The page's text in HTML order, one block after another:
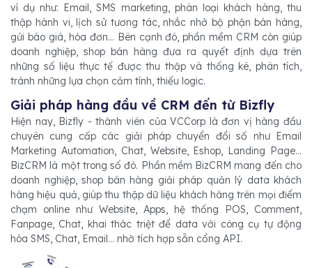
ví dụ như: Email, SMS marketing, phân loại khách hàng, thu
thập hành vi, lịch sử tương tác, nhắc nhở bộ phận bán hàng,
gửi báo giá, hóa đơn... Bên cạnh đó, phần mềm CRM còn giúp
doanh nghiệp, shop bán hàng đưa ra quyết định dựa trên
những số liệu thực tế được thu thập và thống kê, phân tích,
tránh những lựa chọn cảm tính, thiếu logic.
Giải pháp hàng đầu về CRM đến từ Bizfly
Hiện nay, Bizfly - thành viên của VCCorp là đơn vị hàng đầu
chuyên cung cấp các giải pháp chuyển đổi số như Email
Marketing Automation, Chat, Website, Eshop, Landing Page...
BizCRM là một trong số đó. Phần mềm BizCRM mang đến cho
doanh nghiệp, shop bán hàng giải pháp quản lý data khách
hàng hiệu quả, giúp thu thập dữ liệu khách hàng trên mọi điểm
chạm online như Website, Apps, hệ thống POS, Comment,
Fanpage, Chat, khai thác triệt để data với công cụ tự động
hóa SMS, Chat, Email... nhờ tích hợp sẵn cổng API.